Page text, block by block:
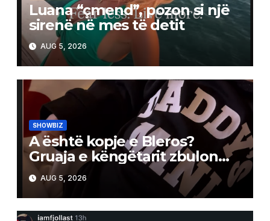
Luana “çmend”, pozon si një
sirenë në mes të detit
AUG 5, 2026
SHOWBIZ
A është kopje e Bleros?
Gruaja e këngëtarit zbulon
pak nga portreti i të birit
AUG 5, 2026